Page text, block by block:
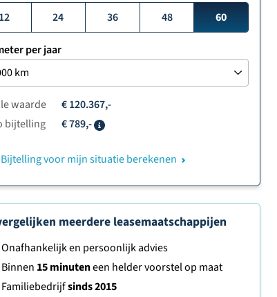
12
24 36 48 60
per jaar
waarde
€ 120.367,-
bijtelling
€ 789,-
Bijtelling voor mijn situatie berekenen
meerdere leasemaatschappijen
Onafhankelijk en persoonlijk advies
Binnen 15 minuteneen helder voorstel op maat
Familiebedrijfsinds 2015